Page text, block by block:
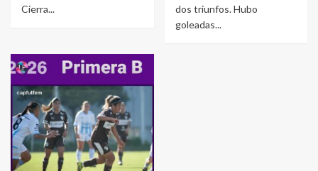
Cierra...
dos triunfos. Hubo
goleadas...